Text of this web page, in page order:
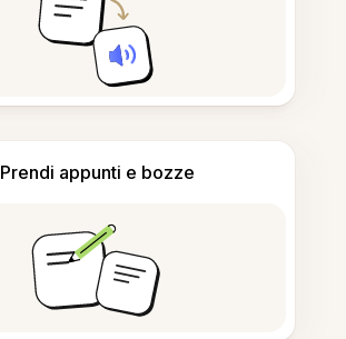
Prendi appunti e bozze